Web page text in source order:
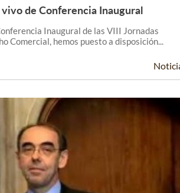
Leer Más +
de Conferencia Inaugural
Inaugural de las VIII Jornadas
Comercial, hemos puesto a disposición...